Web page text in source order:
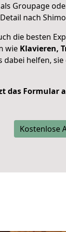
Groupage
nach
die besten
wie Klavieren,
dabei helfen,
das Formular
Kostenlose